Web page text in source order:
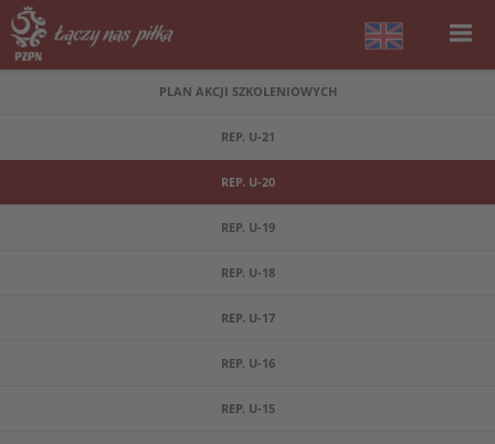
PLAN AKCJI SZKOLENIOWYCH
REP. U-21
REP. U-20
REP. U-19
REP. U-18
REP. U-17
REP. U-16
REP. U-15